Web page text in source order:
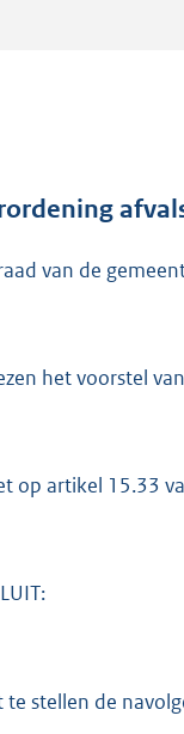
van de
het voorstel
op artikel 15.33
te stellen de